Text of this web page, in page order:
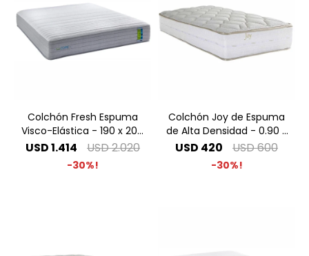
Colchón Fresh Espuma
Visco-Elástica - 190 x 200
King Especial
USD1.414 USD2.020
30
Colchón Joy de Espuma
de Alta Densidad - 0.90 x
1.90 1 Plaza
USD 420 USD600
30